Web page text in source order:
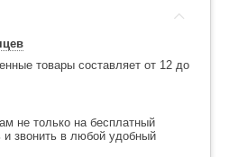
товары составляет от 12 до
не только на бесплатный
звонить в любой удобный